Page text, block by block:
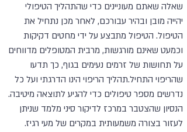
שאלה שאתם מעוניינים כדי שהתהליך הטיפולי
יהייה מובן ובהיר עבורכם, לאחר מכן נתחיל את
הטיפול. הטיפול מתבצע על ידי מחטים דקיקות
וכמעט שאינם מורגשות, מרבית המטופלים מדווחים
על תחושות של זרמים נעימים בגוף, כך תדעו
שהריפוי התחיל.תהליך הריפוי הינו הדרגתי ועל כל
נדרשים מספר טיפולים כדי להגיע לתוצאה מיטיבה.
הנסיון שהצטבר במרכז לדיקור סיני מלמד שניתן
לעזור בצורה משמעותית במקרים של מעי רגיז.